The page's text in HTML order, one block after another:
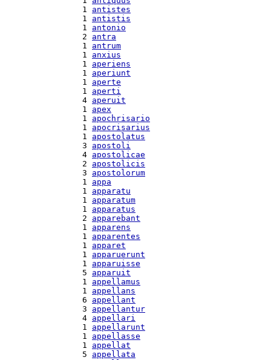
  1
antistes
  1
antistis
  1
antonio
  2
antra
  1
antrum
  1
anxius
  1
aperiens
  1
aperiunt
  1
aperte
  1
aperti
  4
aperuit
  1
apex
  1
apochrisario
  1
apocrisarius
  1
apostolatus
  3
apostoli
  4
apostolicae
  2
apostolicis
  3
apostolorum
  1
appa
  1
apparatu
  1
apparatum
  1
apparatus
  2
apparebant
  1
apparens
  1
apparentes
  1
apparet
  1
apparuerunt
  1
apparuisse
  5
apparuit
  1
appellamus
  1
appellans
  6
appellant
  3
appellantur
  4
appellari
  1
appellarunt
  1
appellasse
  1
appellat
  5
appellata